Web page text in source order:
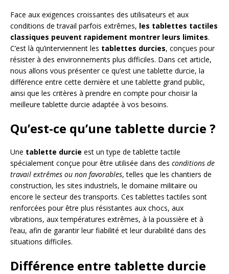
Face aux exigences croissantes des utilisateurs et aux
conditions de travail parfois extrêmes, les tablettes tactiles
classiques peuvent rapidement montrer leurs limites.
C’est là qu’interviennent les tablettes durcies, conçues pour
résister à des environnements plus difficiles. Dans cet article,
nous allons vous présenter ce qu’est une tablette durcie, la
différence entre cette dernière et une tablette grand public,
ainsi que les critères à prendre en compte pour choisir la
meilleure tablette durcie adaptée à vos besoins.
Qu’est-ce qu’une tablette durcie ?
Une tablette durcie est un type de tablette tactile
spécialement conçue pour être utilisée dans des conditions de
travail extrêmes ou non favorables, telles que les chantiers de
construction, les sites industriels, le domaine militaire ou
encore le secteur des transports. Ces tablettes tactiles sont
renforcées pour être plus résistantes aux chocs, aux
vibrations, aux températures extrêmes, à la poussière et à
l’eau, afin de garantir leur fiabilité et leur durabilité dans des
situations difficiles.
Différence entre tablette durcie